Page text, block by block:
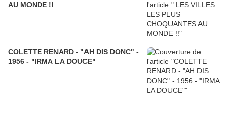
AU MONDE !!
COLETTE RENARD - "AH DIS DONC" -
1956 - "IRMA LA DOUCE"